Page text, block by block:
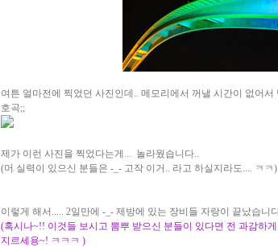
여튼 얼마전에 찍었던 사진인데.. 메모리에서 꺼낼 시간이 없어
호곡;;
제가 이런 사진을 찍었다는게... 놀라웠습니다..
(머 실력이 있으신 분들은 -_- 고작 이거.. 라고 하실지라도.... ㅋㅋ)
이렇게 해서..... 2일만에 -_- 제방에 있는 장비들 자랑이 끝났습니
(혹시나~!! 이것들 보시고 뽐뿌 받으신 분들이 있다면 전 과감하
지르세용~! ㅋㅋㅋ )